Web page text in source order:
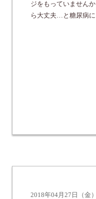
ジをもっていません
ら大丈夫…と糖尿病
2018年04月27日（金）